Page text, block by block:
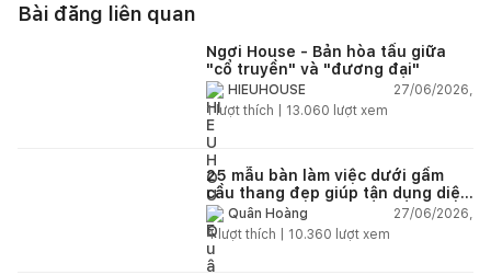
Bài đăng liên quan
Ngơi House - Bản hòa tấu giữa
"cổ truyền" và "đương đại"
HIEUHOUSE
27/06/2026,
1lượt thích | 13.060 lượt xem
25 mẫu bàn làm việc dưới gầm
cầu thang đẹp giúp tận dụng diện
tích tưởng chừng bị bỏ quên
Quân Hoàng
27/06/2026,
4lượt thích | 10.360 lượt xem